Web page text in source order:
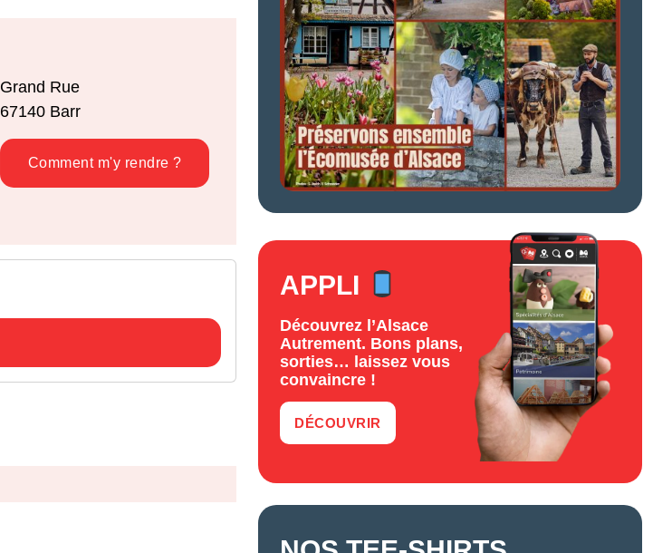
Grand Rue
67140 Barr
Comment m'y rendre ?
APPLI
Découvrez l’Alsace
Autrement. Bons plans,
sorties… laissez vous
convaincre !
DÉCOUVRIR